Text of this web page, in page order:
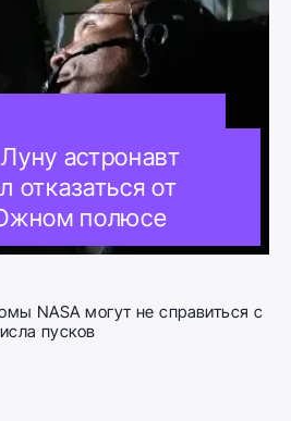
астронавт
отказаться от
полюсе
NASA могут не справиться с
пусков